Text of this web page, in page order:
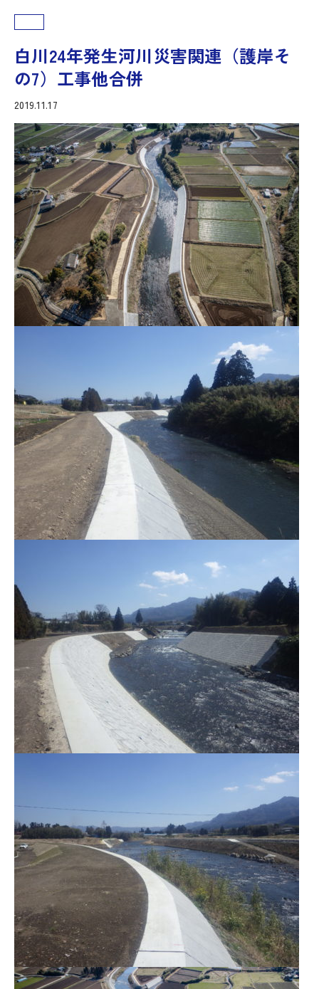
白川24年発生河川災害関連（護岸そ
の7）工事他合併
2019.11.17